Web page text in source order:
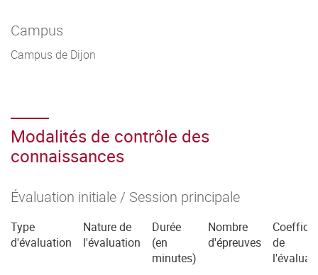
Campus
Campus de Dijon
Modalités de contrôle des
connaissances
Évaluation initiale / Session principale
Type
d'évaluation
Nature de
l'évaluation
Durée
(en
minutes)
Nombre
d'épreuves
de